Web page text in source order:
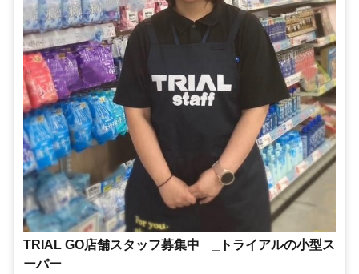
TRIAL GO店舗スタッフ募集中 _トライアルの小型ス
ーパー